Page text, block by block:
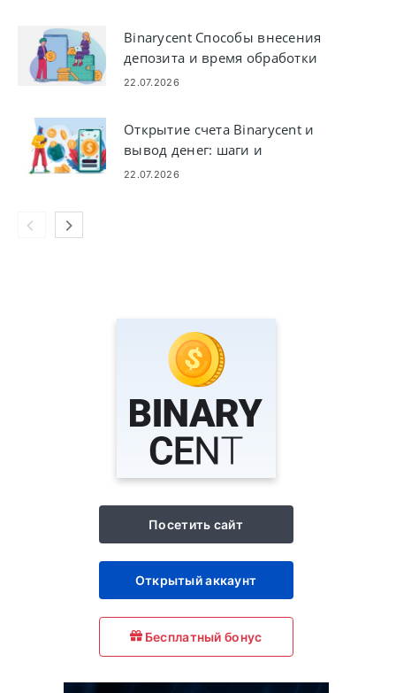
Binarycent Способы внесения
депозита и время обработки
22.07.2026
Открытие счета Binarycent и
вывод денег: шаги и
требования
22.07.2026
Посетить сайт
Открытый аккаунт
Бесплатный бонус